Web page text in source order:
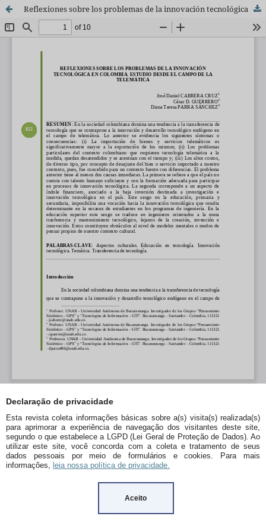
Declaração de privacidade
Esta revista coleta informações básicas sobre a(s) visita(s) realizada(s)
para aprimorar a experiência de navegação dos visitantes deste site,
segundo o que estabelece a LGPD (Lei Geral de Proteção de Dados). Ao
utilizar este site, você concorda com a coleta e tratamento de seus
dados pessoais por meio de formulários e cookies. Para mais
informações, leia nossa política de privacidade.
Aceito
Reflexiones sobre los problemas de la innovación tecnológica en Colombia. Estudio desde el campo de la telemática